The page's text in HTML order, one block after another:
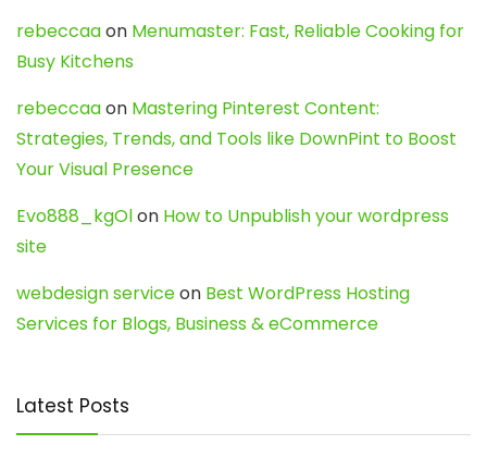
rebeccaaon Menumaster: Fast, Reliable Cooking for
Busy Kitchens
rebeccaaon Mastering Pinterest Content:
Strategies, Trends, and Tools like DownPint to Boost
Your Visual Presence
Evo888_kgOlon How to Unpublish your wordpress
site
webdesign serviceon Best WordPress Hosting
Services for Blogs, Business & eCommerce
Latest Posts